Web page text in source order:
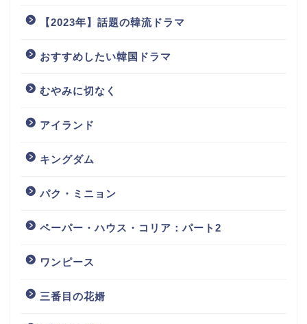
【2023年】話題の韓流ドラマ
おすすめしたい韓国ドラマ
むやみに切なく
アイランド
キングダム
パク・ミニョン
ペーパー・ハウス・コリア：パート2
ワンピース
三番目の花婿